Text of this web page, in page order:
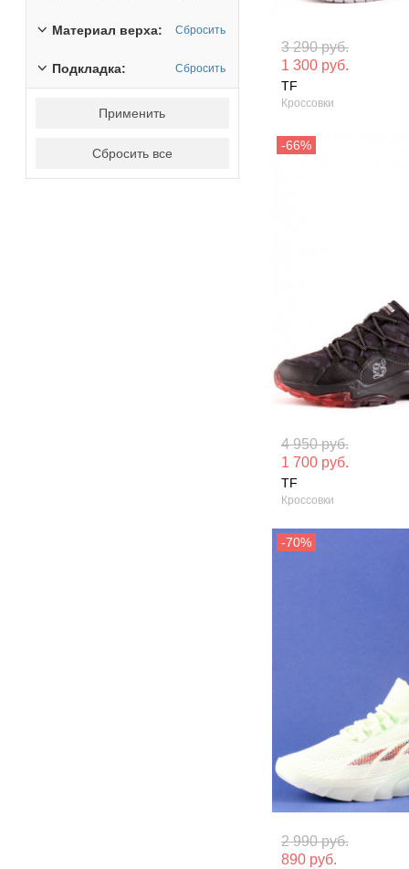
Материал верха: Сбросить
Подкладка: Сбросить
Применить
Сбросить все
Материал вверха: Текстиль
Сезон: Лето
3 290 руб.
1 300 руб.
TF
Кроссовки
Материал
кожа
4 950 руб.
1 700 руб.
TF
Кроссовки
Материал
кожа
2 990 руб.
890 руб.
Материал
кожа